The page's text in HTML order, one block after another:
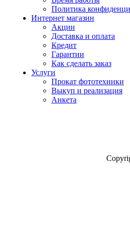
Политика
Интернет магазин
Акции
Доставка и оплата
Кредит
Гарантии
Как сделать заказ
Услуги
Прокат фототехники
Выкуп и реализация
Анкета